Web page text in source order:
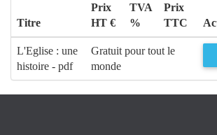
Titre
Prix
HT €
TVA
%
Prix
TTC
L'Eglise : une
histoire - pdf
Gratuit pour tout le
monde